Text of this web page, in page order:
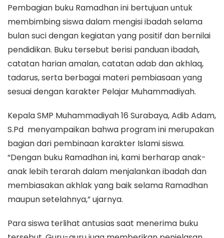
Pembagian buku Ramadhan ini bertujuan untuk
membimbing siswa dalam mengisi ibadah selama
bulan suci dengan kegiatan yang positif dan bernilai
pendidikan. Buku tersebut berisi panduan ibadah,
catatan harian amalan, catatan adab dan akhlaq,
tadarus, serta berbagai materi pembiasaan yang
sesuai dengan karakter Pelajar Muhammadiyah.
Kepala SMP Muhammadiyah 16 Surabaya, Adib Adam,
S.Pd menyampaikan bahwa program ini merupakan
bagian dari pembinaan karakter Islami siswa.
“Dengan buku Ramadhan ini, kami berharap anak-
anak lebih terarah dalam menjalankan ibadah dan
membiasakan akhlak yang baik selama Ramadhan
maupun setelahnya,” ujarnya.
Para siswa terlihat antusias saat menerima buku